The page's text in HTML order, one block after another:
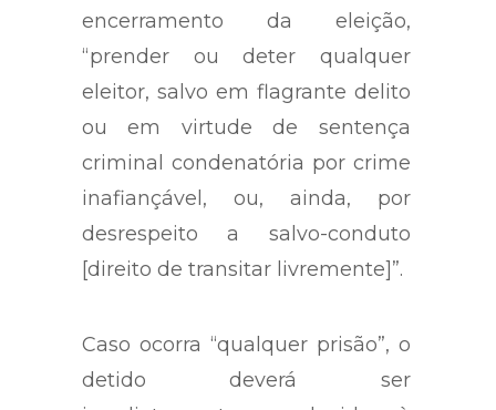
encerramento da eleição,
“prender ou deter qualquer
eleitor, salvo em flagrante delito
ou em virtude de sentença
criminal condenatória por crime
inafiançável, ou, ainda, por
desrespeito a salvo-conduto
[direito de transitar livremente]”.
Caso ocorra “qualquer prisão”, o
detido deverá ser